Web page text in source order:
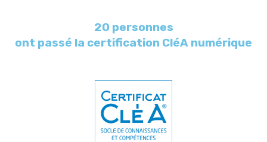
20 personnes
ont passé la certification CléA numérique